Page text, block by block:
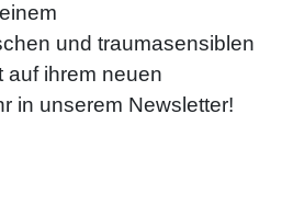
und traumasensiblen
auf ihrem neuen
in unserem Newsletter!